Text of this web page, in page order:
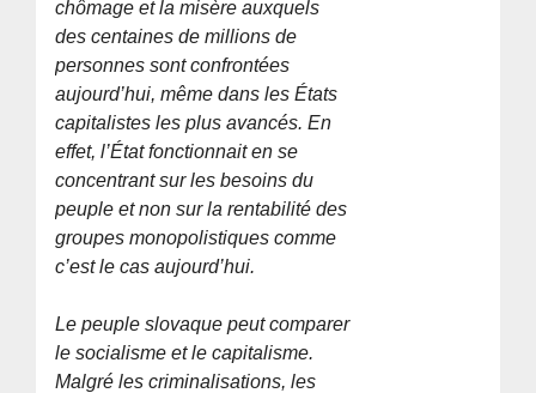
chômage et la misère auxquels
des centaines de millions de
personnes sont confrontées
aujourd’hui, même dans les États
capitalistes les plus avancés. En
effet, l’État fonctionnait en se
concentrant sur les besoins du
peuple et non sur la rentabilité des
groupes monopolistiques comme
c’est le cas aujourd’hui.
Le peuple slovaque peut comparer
le socialisme et le capitalisme.
Malgré les criminalisations, les